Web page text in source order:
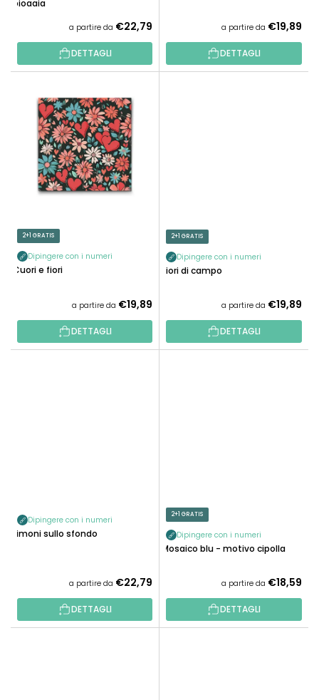
D
T
I
pioggia
a partire da €22,79
DETTAGLI
a partire da €19,89
DETTAGLI
2+1 GRATIS
Dipingere con i numeri
Cuori e fiori
a partire da €19,89
DETTAGLI
2+1 GRATIS
Dipingere con i numeri
Fiori di campo
a partire da €19,89
DETTAGLI
Dipingere con i numeri
Limoni sullo sfondo
a partire da €22,79
DETTAGLI
2+1 GRATIS
Dipingere con i numeri
Mosaico blu - motivo cipolla
a partire da €18,59
DETTAGLI